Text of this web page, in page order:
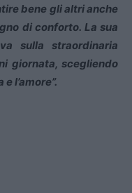
bene gli altri anche
di conforto. La sua
sulla straordinaria
giornata, scegliendo
l’amore”.